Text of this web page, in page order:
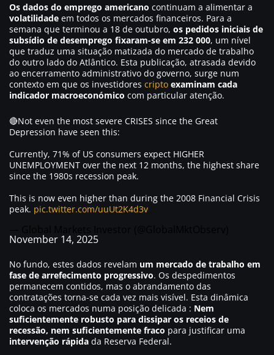
Os dados do emprego americano continuam a alimentar a
volatilidade em todos os mercados financeiros. Para a
semana que terminou a 18 de outubro, os pedidos iniciais de
subsídio de desemprego fixaram-se em 232 000, um nível
que traduz uma situação matizada do mercado de trabalho
do outro lado do Atlântico. Esta publicação, atrasada devido
ao encerramento administrativo do governo, surge num
contexto em que os investidores cripto examinam cada
indicador macroeconómico com particular atenção.
🔴Not even the most severe CRISES since the Great
Depression have seen this:
Currently, 71% of US consumers expect HIGHER
UNEMPLOYMENT over the next 12 months, the highest share
since the 1980s recession peak.
This is now even higher than during the 2008 Financial Crisis
peak. pic.twitter.com/uuUt2K4d3v
November 14, 2025
No fundo, estes dados revelam um mercado de trabalho em
fase de arrefecimento progressivo. Os despedimentos
permanecem contidos, mas o abrandamento das
contratações torna-se cada vez mais visível. Esta dinâmica
coloca os mercados numa posição delicada : Nem
suficientemente robusto para dissipar os receios de
recessão, nem suficientemente fraco para justificar uma
intervenção rápida da Reserva Federal.